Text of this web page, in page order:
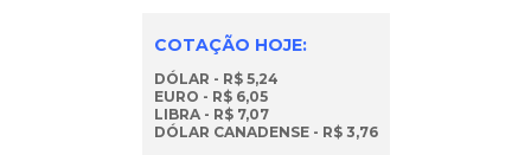
COTAÇÃO HOJE:
DÓLAR - R$ 5,24
EURO - R$ 6,05
LIBRA - R$ 7,07
DÓLAR CANADENSE - R$ 3,76